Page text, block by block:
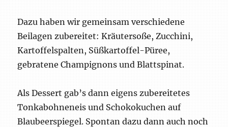
Dazu haben wir gemeinsam verschiedene
Beilagen zubereitet: Kräutersoße, Zucchini,
Kartoffelspalten, Süßkartoffel-Püree,
gebratene Champignons und Blattspinat.
Als Dessert gab’s dann eigens zubereitetes
Tonkabohneneis und Schokokuchen auf
Blaubeerspiegel. Spontan dazu dann auch noch